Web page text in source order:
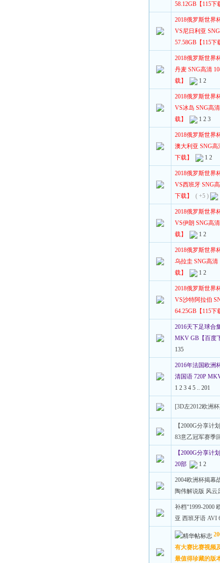
58.12GB【115下
2018俄罗斯世界
VS尼日利亚
57.58GB【115下
2018俄罗斯世界
丹麦 SNG高清
载】
1 2
2018俄罗斯世界
VS冰岛 SNG高
载】
1 2 3
2018俄罗斯世界
澳大利亚 SNG高
下载】
1 2
2018俄罗斯世界
VS西班牙 SNG
下载】
( +5 )
2018俄罗斯世界
VS伊朗 SNG高
载】
1 2
2018俄罗斯世界
乌拉圭 SNG高清
载】
1 2
2018俄罗斯世界
VS沙特阿拉伯
64.25GB【115下
2016天下足球合
MKV GB【百度
135
2016年法国欧洲
清国语 720P
1 2 3 4 5 ..201
[3D左2012欧洲
【2000G分享计
83意乙冠军赛季
【2000G分享计
20部
1 2
2004欧洲杯揭幕
陶伟解说版 风云
补档“1999-2000
亚 西班牙语 AVI
有大赛比赛视频
最值得珍藏的版